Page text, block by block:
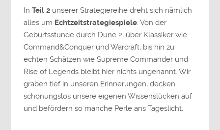
InTeil 2 unserer Strategiereihe dreht sich nämlich
alles um Echtzeitstrategiespiele: Von der
Geburtsstunde durch Dune 2, über Klassiker wie
Command&Conquer und Warcraft, bis hin zu
echten Schätzen wie Supreme Commander und
Rise of Legends bleibt hier nichts ungenannt. Wir
graben tief in unseren Erinnerungen, decken
schonungslos unsere eigenen Wissenslücken auf
und befördern so manche Perle ans Tageslicht.